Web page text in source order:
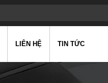
LIÊN HỆ TIN TỨC